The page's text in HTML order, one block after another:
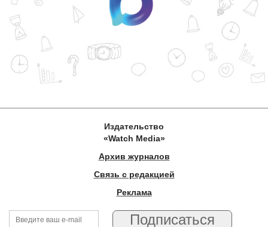
Издательство
«Watch Media»
Архив журналов
Связь с редакцией
Реклама